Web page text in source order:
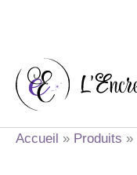
contenu
Accueil Produits